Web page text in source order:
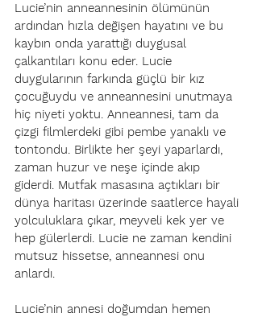
Lucie’nin anneannesinin ölümünün
ardından hızla değişen hayatını ve bu
kaybın onda yarattığı duygusal
çalkantıları konu eder. Lucie
duygularının farkında güçlü bir kız
çocuğuydu ve anneannesini unutmaya
hiç niyeti yoktu. Anneannesi, tam da
çizgi filmlerdeki gibi pembe yanaklı ve
tontondu. Birlikte her şeyi yaparlardı,
zaman huzur ve neşe içinde akıp
giderdi. Mutfak masasına açtıkları bir
dünya haritası üzerinde saatlerce hayali
yolculuklara çıkar, meyveli kek yer ve
hep gülerlerdi. Lucie ne zaman kendini
mutsuz hissetse, anneannesi onu
anlardı.
Lucie’nin annesi doğumdan hemen